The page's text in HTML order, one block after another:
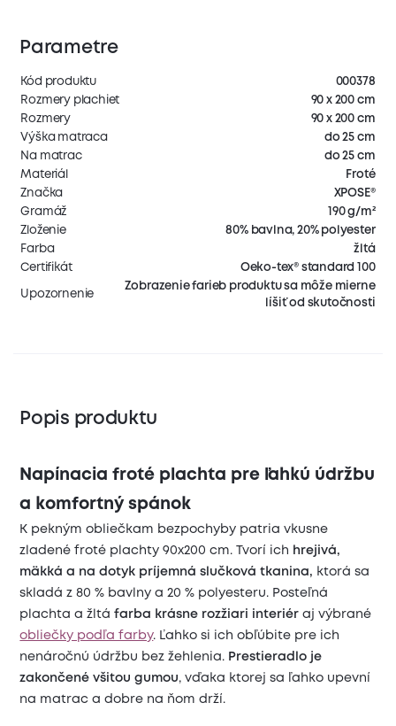
Parametre
Kód produktu
000378
Rozmery plachiet
90 x 200 cm
Rozmery
90 x 200 cm
Výška matraca
do 25 cm
Na matrac
do 25 cm
Materiál
Froté
Značka
XPOSE®
Gramáž
190 g/m²
Zloženie
80% bavlna, 20% polyester
Farba
žltá
Certifikát
Oeko-tex® standard 100
Upozornenie
Zobrazenie farieb produktu sa môže mierne
líšiť od skutočnosti
Popis produktu
Napínacia froté plachta pre ľahkú údržbu
a komfortný spánok
K pekným obliečkam bezpochyby patria vkusne
zladené froté plachty 90x200 cm. Tvorí ich hrejivá,
mäkká a na dotyk príjemná slučková tkanina, ktorá sa
skladá z 80 % bavlny a 20 % polyesteru. Posteľná
plachta a žltá farba krásne rozžiari interiér aj výbrané
obliečky podľa farby. Ľahko si ich obľúbite pre ich
nenáročnú údržbu bez žehlenia. Prestieradlo je
zakončené všitou gumou, vďaka ktorej sa ľahko upevní
na matrac a dobre na ňom drží.